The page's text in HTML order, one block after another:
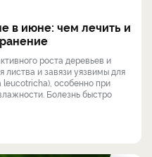
в июне: чем лечить и
роста деревьев и
и завязи уязвимы для
leucotricha), особенно при
Болезнь быстро